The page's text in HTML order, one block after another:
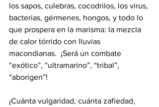
los sapos, culebras, cocodrilos, los virus,
bacterias, gérmenes, hongos, y todo lo
que prospera en la marisma: la mezcla
de calor tórrido con lluvias
macondianas.  ¡Será un combate
“exótico”, “ultramarino”, “tribal”,
“aborigen”!
¡Cuánta vulgaridad, cuánta zafiedad,